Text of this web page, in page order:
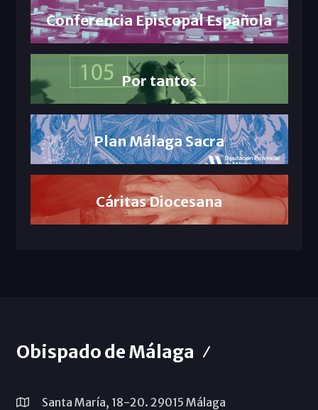
Conferencia Episcopal Española
Por tantos
Plan Málaga Sacra
Cáritas Diocesana
Obispado de Málaga
Santa María, 18-20. 29015 Málaga